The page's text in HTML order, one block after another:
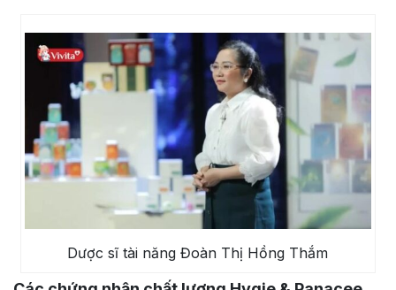
Dược sĩ tài năng Đoàn Thị Hồng Thắm